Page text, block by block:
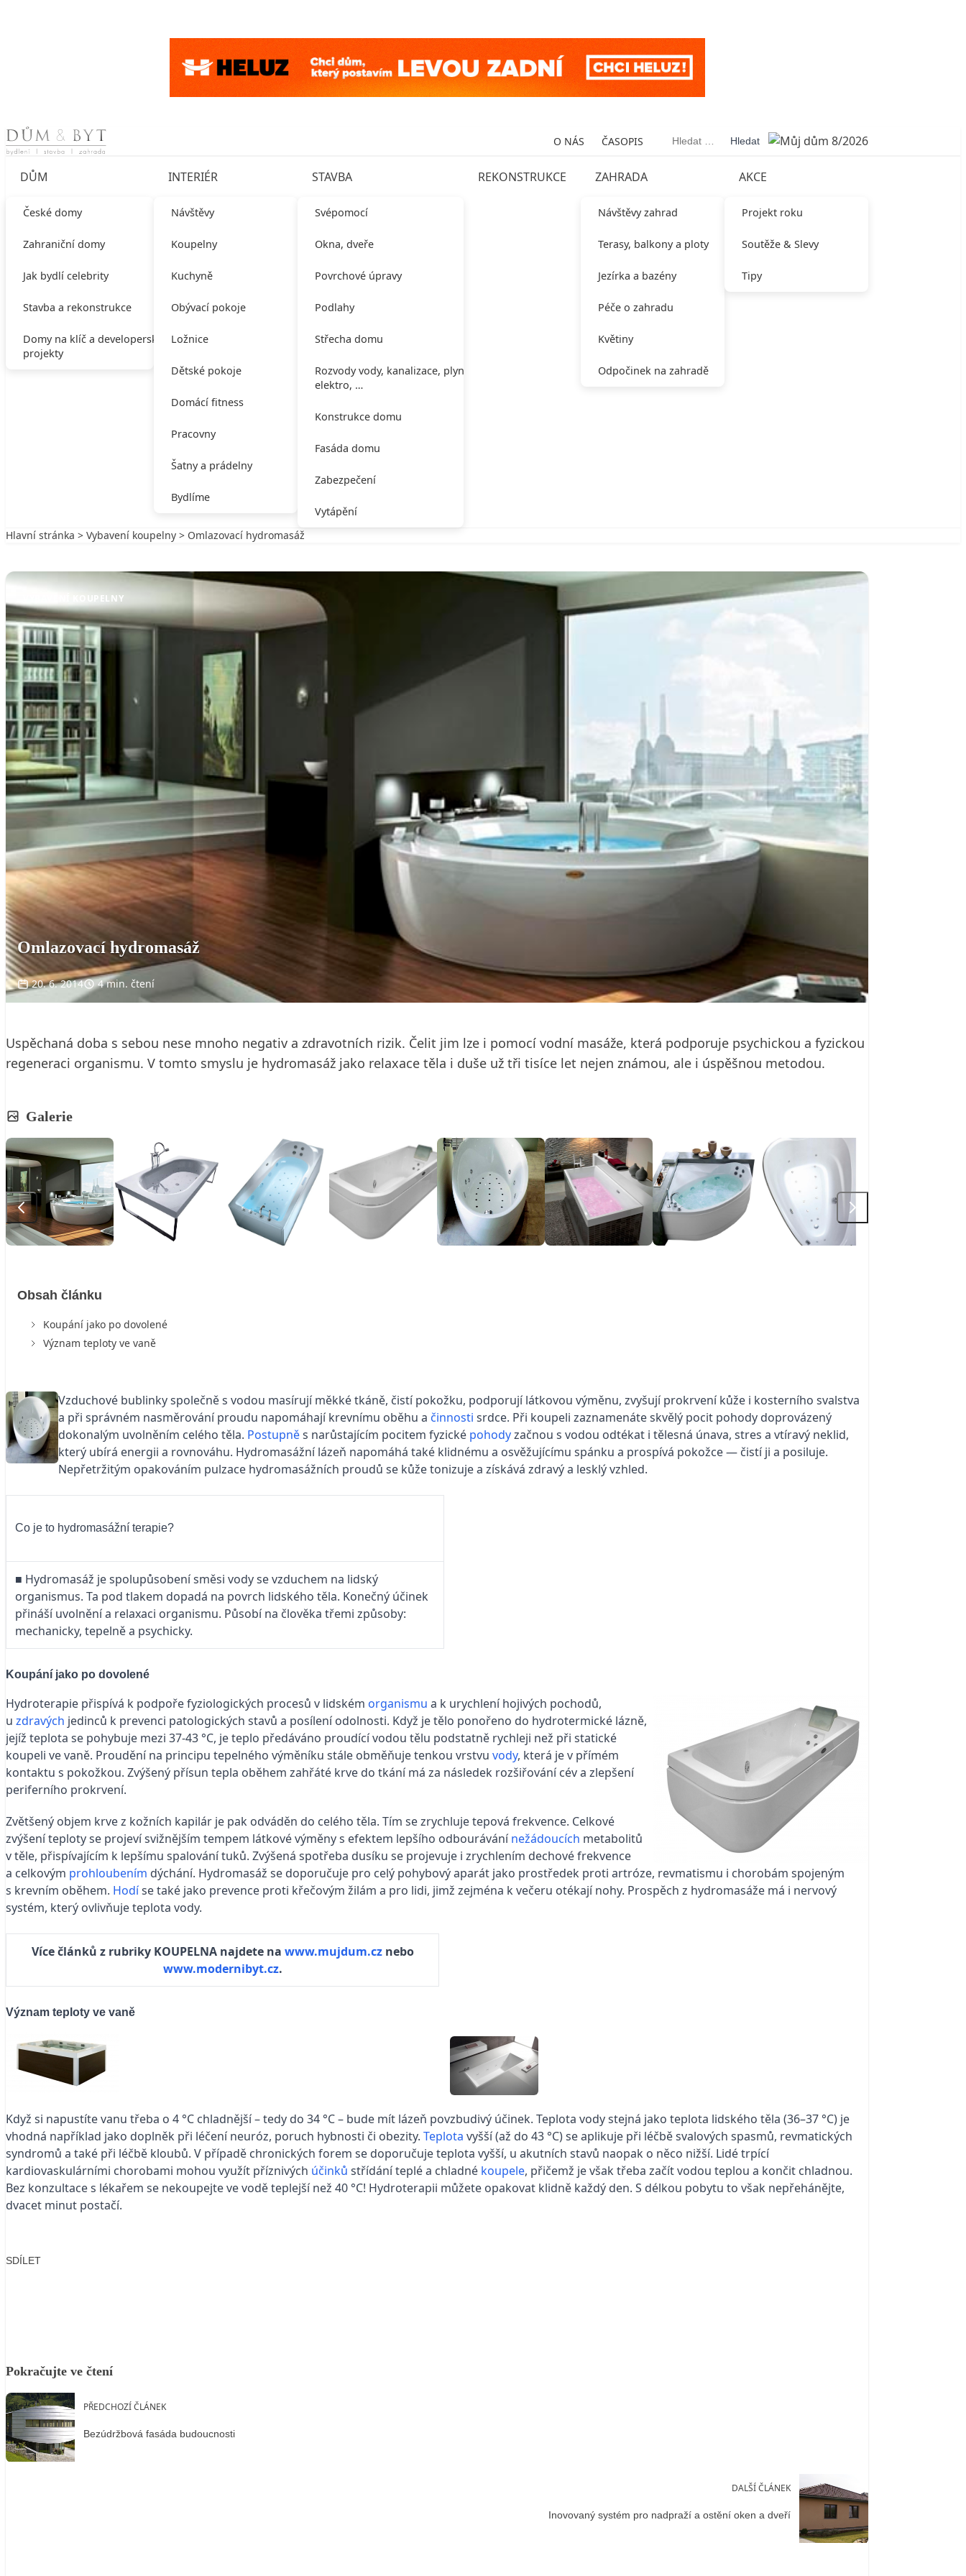
Skip to content O NÁS ČASOPIS Vyhledávání
DŮM
České domy
Zahraniční domy
Jak bydlí celebrity
Stavba a rekonstrukce
Domy na klíč a developerské
projekty
INTERIÉR
Návštěvy
Koupelny
Kuchyně
Obývací pokoje
Ložnice
Dětské pokoje
Domácí fitness
Pracovny
Šatny a prádelny
Bydlíme
STAVBA
Svépomocí
Okna, dveře
Povrchové úpravy
Podlahy
Střecha domu
Rozvody vody, kanalizace, plynu,
elektro, …
Konstrukce domu
Fasáda domu
Zabezpečení
Vytápění
REKONSTRUKCE ZAHRADA
Návštěvy zahrad
Terasy, balkony a ploty
Jezírka a bazény
Péče o zahradu
Květiny
Odpočinek na zahradě
AKCE
Projekt roku
Soutěže & Slevy
Tipy
Hlavní stránka > Vybavení koupelny > Omlazovací hydromasáž
VYBAVENÍ KOUPELNY
Omlazovací hydromasáž
20. 6. 2014 4 min. čtení
Uspěchaná doba s sebou nese mnoho negativ a zdravotních rizik. Čelit jim lze i pomocí vodní masáže, která podporuje psychickou a fyzickou
regeneraci organismu. V tomto smyslu je hydromasáž jako relaxace těla i duše už tři tisíce let nejen známou, ale i úspěšnou metodou.
Galerie
Obsah článku
Koupání jako po dovolené
Význam teploty ve vaně
Vzduchové bublinky společně s vodou masírují měkké tkáně, čistí pokožku, podporují látkovou výměnu, zvyšují prokrvení kůže i kosterního svalstva
a při správném nasměrování proudu napomáhají krevnímu oběhu a činnosti srdce. Při koupeli zaznamenáte skvělý pocit pohody doprovázený
dokonalým uvolněním celého těla. Postupněs narůstajícím pocitem fyzické pohodyzačnou s vodou odtékat i tělesná únava, stres a vtíravý neklid,
který ubírá energii a rovnováhu. Hydromasážní lázeň napomáhá také klidnému a osvěžujícímu spánku a prospívá pokožce — čistí ji a posiluje.
Nepřetržitým opakováním pulzace hydromasážních proudů se kůže tonizuje a získává zdravý a lesklý vzhled.
Co je to hydromasážní terapie?
■ Hydromasáž je spolupůsobení směsi vody se vzduchem na lidský
organismus. Ta pod tlakem dopadá na povrch lidského těla. Konečný účinek
přináší uvolnění a relaxaci organismu. Působí na člověka třemi způsoby:
mechanicky, tepelně a psychicky.
Koupání jako po dovolené
Hydroterapie přispívá k podpoře fyziologických procesů v lidském organismu a k urychlení hojivých pochodů,
u zdravých jedinců k prevenci patologických stavů a posílení odolnosti. Když je tělo ponořeno do hydrotermické lázně,
jejíž teplota se pohybuje mezi 37-43 °C, je teplo předáváno proudící vodou tělu podstatně rychleji než při statické
koupeli ve vaně. Proudění na principu tepelného výměníku stále obměňuje tenkou vrstvu vody, která je v přímém
kontaktu s pokožkou. Zvýšený přísun tepla oběhem zahřáté krve do tkání má za následek rozšiřování cév a zlepšení
periferního prokrvení.
Zvětšený objem krve z kožních kapilár je pak odváděn do celého těla. Tím se zrychluje tepová frekvence. Celkové
zvýšení teploty se projeví svižnějším tempem látkové výměny s efektem lepšího odbourávánínežádoucích metabolitů
v těle, přispívajícím k lepšímu spalování tuků. Zvýšená spotřeba dusíku se projevuje i zrychlením dechové frekvence
a celkovým prohloubením dýchání. Hydromasáž se doporučuje pro celý pohybový aparát jako prostředek proti artróze, revmatismu i chorobám spojeným
s krevním oběhem. Hodíse také jako prevence proti křečovým žilám a pro lidi, jimž zejména k večeru otékají nohy. Prospěch z hydromasáže má i nervový
systém, který ovlivňuje teplota vody.
Více článků z rubriky KOUPELNA najdete na www.mujdum.cznebo
www.modernibyt.cz.
Význam teploty ve vaně
Když si napustíte vanu třeba o 4 °C chladnější – tedy do 34 °C – bude mít lázeň povzbudivý účinek. Teplota vody stejná jako teplota lidského těla (36–37 °C) je
vhodná například jako doplněk při léčení neuróz, poruch hybnosti či obezity. Teplota vyšší (až do 43 °C) se aplikuje při léčbě svalových spasmů, revmatických
syndromů a také při léčbě kloubů. V případě chronických forem se doporučuje teplota vyšší, u akutních stavů naopak o něco nižší. Lidé trpící
kardiovaskulárními chorobami mohou využít příznivých účinků střídání teplé a chladné koupele, přičemž je však třeba začít vodou teplou a končit chladnou.
Bez konzultace s lékařem se nekoupejte ve vodě teplejší než 40 °C! Hydroterapii můžete opakovat klidně každý den. S délkou pobytu to však nepřehánějte,
dvacet minut postačí.
SDÍLET
Pokračujte ve čtení
PŘEDCHOZÍ ČLÁNEK
Bezúdržbová fasáda budoucnosti
DALŠÍ ČLÁNEK
Inovovaný systém pro nadpraží a ostění oken a dveří